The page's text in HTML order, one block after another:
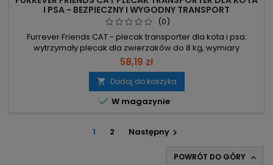
I PSA - BEZPIECZNY I WYGODNY TRANSPORT
(0)
Furrever Friends CAT - plecak transporter dla kota i psa:
wytrzymały plecak dla zwierzaków do 8 kg, wymiary
31×27×42 cm. Zapewnia wentylację, łatwy dostęp i
bezpieczeństwo podczas przenoszenia. Nośność do 8 kg –
odpowiedni dla kota, małego psa lub innego zwierzaka do 8
kg. Wymiary 31×27×42 cm – wygodna przestrzeń dla pupila.
Materiały odporne na...
58,19 zł
 Dodaj do koszyka
 W magazynie
1 2 Następny 
POWRÓT DO GÓRY 